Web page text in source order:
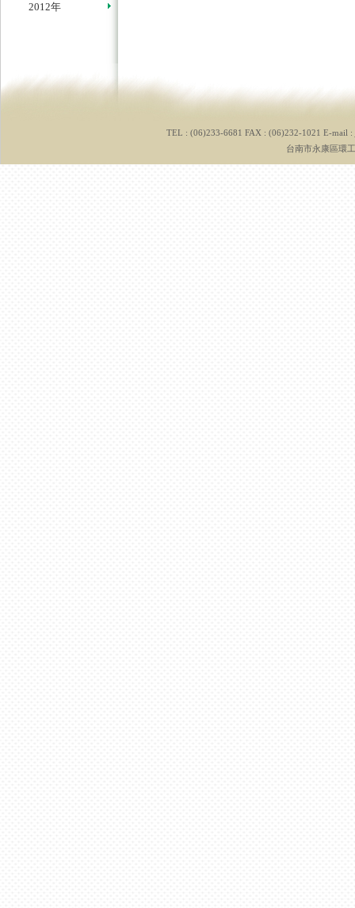
2012年
TEL : (06)233-6681 FAX : (06)232-1021 E-mail :
台南市永康區環